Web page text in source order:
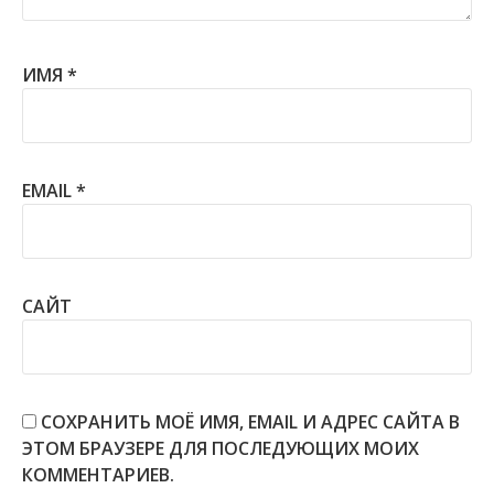
ИМЯ *
EMAIL*
САЙТ
СОХРАНИТЬ МОЁ ИМЯ, EMAIL И АДРЕС САЙТА В
ЭТОМ БРАУЗЕРЕ ДЛЯ ПОСЛЕДУЮЩИХ МОИХ
КОММЕНТАРИЕВ.